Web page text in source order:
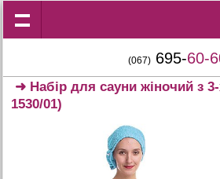
(067) 695-60-
➜ Набір для сауни жіночий з
1530/01)